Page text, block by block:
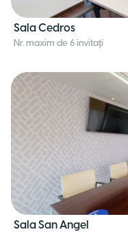
Sala Cedros
Nr. maxim de 6 invitați
Sala San Angel